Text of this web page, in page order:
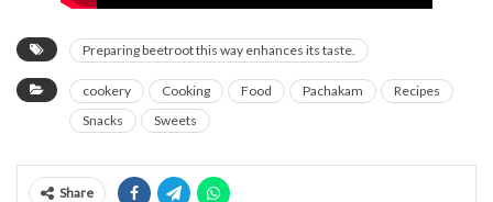
Preparing beetroot this way enhances its taste.
cookery Cooking Food Pachakam
Recipes
Snacks
Sweets
Share